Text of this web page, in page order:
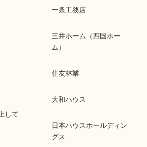
して
一条工務店
三井ホーム（四国ホー
ム）
住友林業
大和ハウス
日本ハウスホールディン
グス